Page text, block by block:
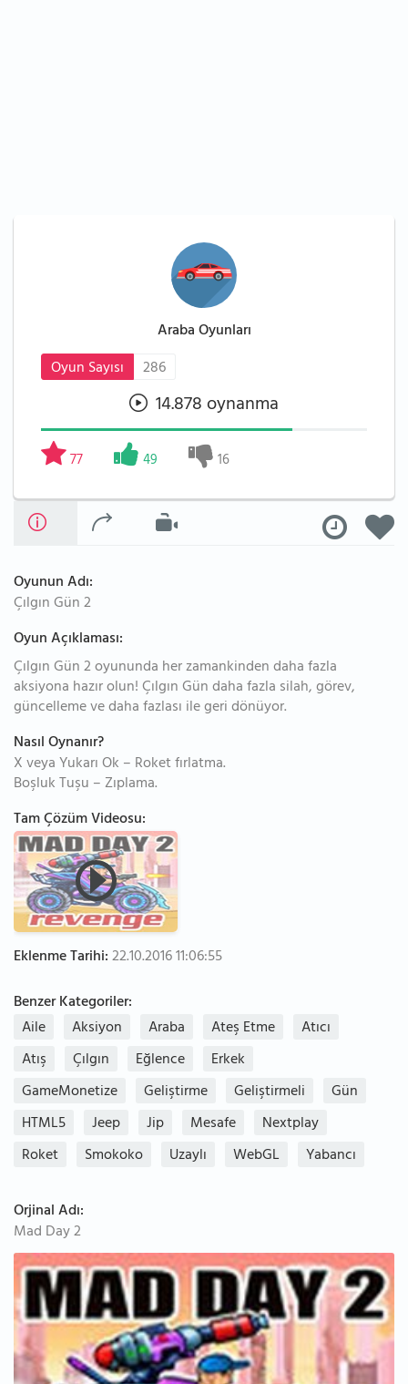
Araba Oyunları
Oyun Sayısı
286
14.878 oynanma
77 49 16
Oyunun Adı:
Çılgın Gün 2
Oyun Açıklaması:
Çılgın Gün 2 oyununda her zamankinden daha fazla
aksiyona hazır olun! Çılgın Gün daha fazla silah, görev,
güncelleme ve daha fazlası ile geri dönüyor.
Nasıl Oynanır?
X veya Yukarı Ok – Roket fırlatma.
Boşluk Tuşu – Zıplama.
Tam Çözüm Videosu:
Eklenme Tarihi:22.10.2016 11:06:55
Benzer Kategoriler:
Aile
Aksiyon Araba Ateş Etme
Atıcı
Atış
Çılgın Eğlence
Erkek
GameMonetize
Geliştirme Geliştirmeli
Gün
HTML5
Jeep Jip Mesafe
Nextplay
Roket
Smokoko Uzaylı WebGL Yabancı
Orjinal Adı:
Mad Day 2